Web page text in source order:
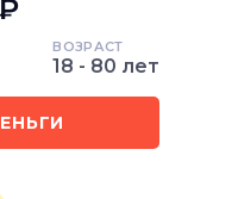
ВОЗРАСТ
18 - 80 лет